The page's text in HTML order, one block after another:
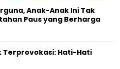
Anak-Anak Ini Tak
Paus yang Berharga
Terprovokasi: Hati-Hati